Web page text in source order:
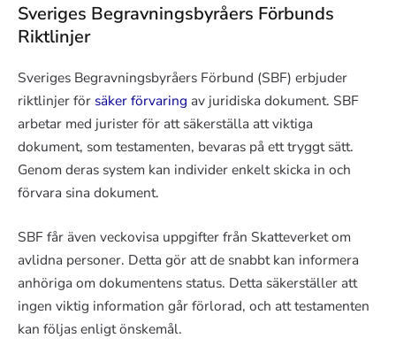
Sveriges Begravningsbyråers Förbunds
Riktlinjer
Sveriges Begravningsbyråers Förbund (SBF) erbjuder
riktlinjer för säker förvaring av juridiska dokument. SBF
arbetar med jurister för att säkerställa att viktiga
dokument, som testamenten, bevaras på ett tryggt sätt.
Genom deras system kan individer enkelt skicka in och
förvara sina dokument.
SBF får även veckovisa uppgifter från Skatteverket om
avlidna personer. Detta gör att de snabbt kan informera
anhöriga om dokumentens status. Detta säkerställer att
ingen viktig information går förlorad, och att testamenten
kan följas enligt önskemål.